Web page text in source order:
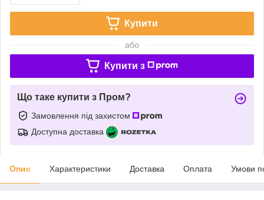
Купити
або
Купити з
Що таке купити з Пром?
Замовлення під захистом
Доступна доставка
Опис Характеристики Доставка Оплата Умови